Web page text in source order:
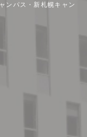
パス・新札幌キャン